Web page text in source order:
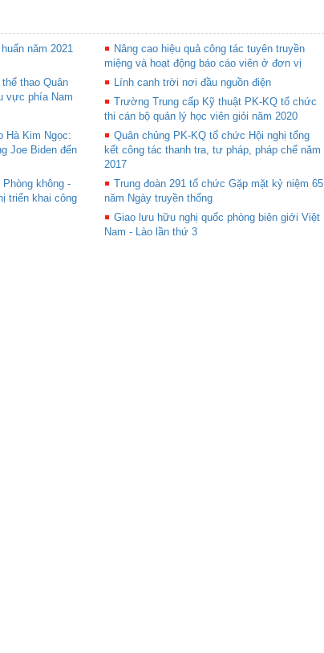
năm 2021
Nâng cao hiệu quả công tác tuyên truyền
miệng và hoạt động báo cáo viên ở đơn vị
thao Quân
vực phía Nam
Lính canh trời nơi đầu nguồn điện
Trường Trung cấp Kỹ thuật PK-KQ tổ chức
thi cán bộ quản lý học viên giỏi năm 2020
Hà Kim Ngọc:
Joe Biden đến
Quân chủng PK-KQ tổ chức Hội nghị tổng
kết công tác thanh tra, tư pháp, pháp chế năm
2017
không -
triển khai công
Trung đoàn 291 tổ chức Gặp mặt kỷ niệm 65
năm Ngày truyền thống
Giao lưu hữu nghị quốc phòng biên giới Việt
Nam - Lào lần thứ 3